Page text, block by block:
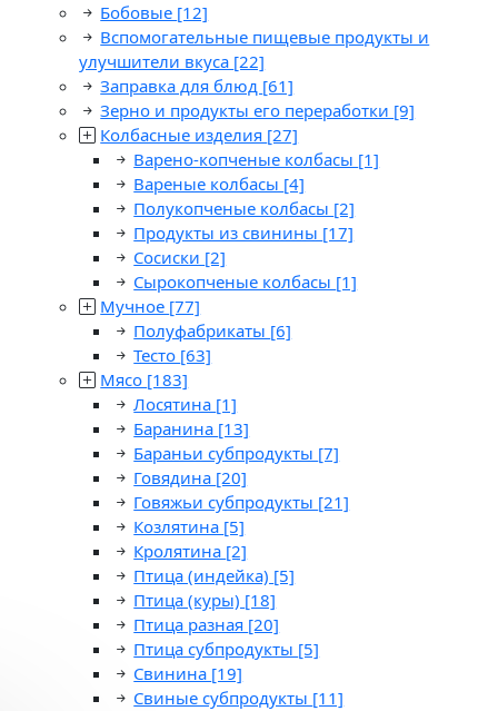
Бобовые [12]
Вспомогательные пищевые продукты и
улучшители вкуса [22]
Заправка для блюд [61]
Зерно и продукты его переработки [9]
Колбасные изделия [27]
Варено-копченые колбасы [1]
Вареные колбасы [4]
Полукопченые колбасы [2]
Продукты из свинины [17]
Сосиски [2]
Сырокопченые колбасы [1]
Мучное [77]
Полуфабрикаты [6]
Тесто [63]
Мясо [183]
Лосятина [1]
Баранина [13]
Бараньи субпродукты [7]
Говядина [20]
Говяжьи субпродукты [21]
Козлятина [5]
Кролятина [2]
Птица (индейка) [5]
Птица (куры) [18]
Птица разная [20]
Птица субпродукты [5]
Свинина [19]
Свиные субпродукты [11]